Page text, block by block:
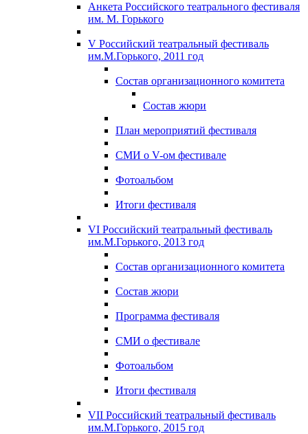
Анкета Российского театрального фестиваля
им. М. Горького
V Российский театральный фестиваль
им.М.Горького, 2011 год
Состав организационного комитета
Состав жюри
План мероприятий фестиваля
СМИ о V-ом фестивале
Фотоальбом
Итоги фестиваля
VI Российский театральный фестиваль
им.М.Горького, 2013 год
Состав организационного комитета
Состав жюри
Программа фестиваля
СМИ о фестивале
Фотоальбом
Итоги фестиваля
VII Российский театральный фестиваль
им.М.Горького, 2015 год